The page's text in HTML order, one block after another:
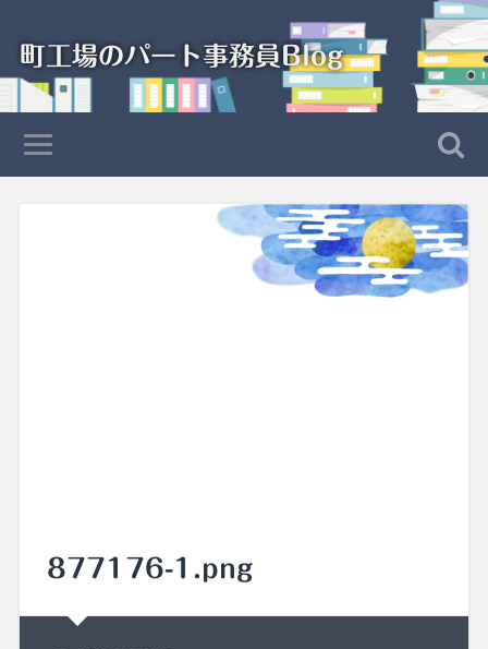
町工場のパート事務員Blog
877176-1.png